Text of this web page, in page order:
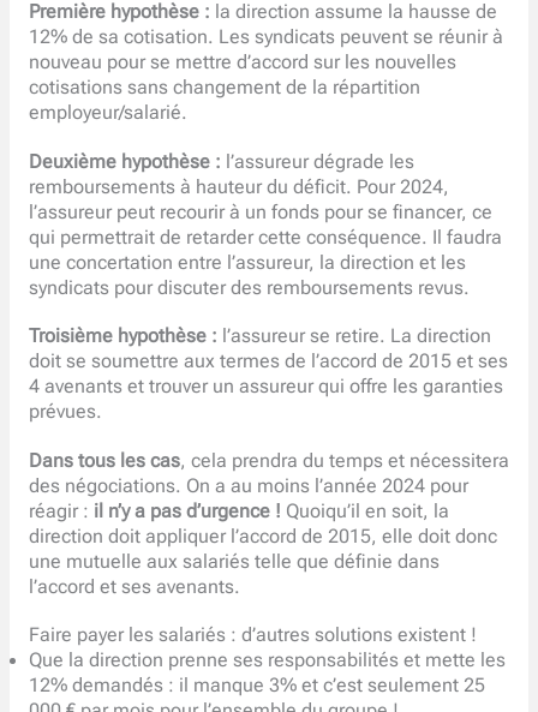
Première hypothèse : la direction assume la hausse de
12% de sa cotisation. Les syndicats peuvent se réunir à
nouveau pour se mettre d’accord sur les nouvelles
cotisations sans changement de la répartition
employeur/salarié.
Deuxième hypothèse : l’assureur dégrade les
remboursements à hauteur du déficit. Pour 2024,
l’assureur peut recourir à un fonds pour se financer, ce
qui permettrait de retarder cette conséquence. Il faudra
une concertation entre l’assureur, la direction et les
syndicats pour discuter des remboursements revus.
Troisième hypothèse : l’assureur se retire. La direction
doit se soumettre aux termes de l’accord de 2015 et ses
4 avenants et trouver un assureur qui offre les garanties
prévues.
Dans tous les cas, cela prendra du temps et nécessitera
des négociations. On a au moins l’année 2024 pour
réagir : il n’y a pas d’urgence ! Quoiqu’il en soit, la
direction doit appliquer l’accord de 2015, elle doit donc
une mutuelle aux salariés telle que définie dans
l’accord et ses avenants.
Faire payer les salariés : d’autres solutions existent !
Que la direction prenne ses responsabilités et mette les
12% demandés : il manque 3% et c’est seulement 25